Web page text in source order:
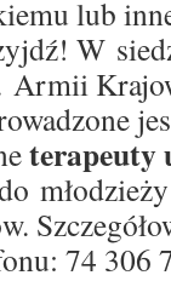
lub
W
Armii
terapeuty
74 306